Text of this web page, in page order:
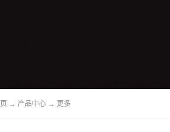
→ 产品中心 → 更多